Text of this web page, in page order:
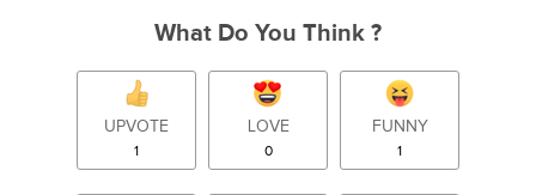
What Do You Think ?
UPVOTE
1
LOVE
0
FUNNY
1